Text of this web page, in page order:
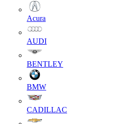
Acura
AUDI
BENTLEY
BMW
CADILLAC